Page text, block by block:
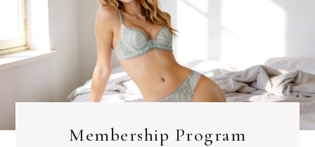
Membership Program